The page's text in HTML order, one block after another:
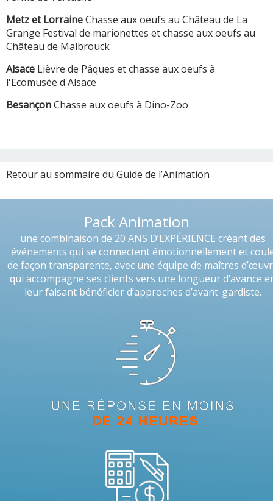
Metz et LorraineChasse aux oeufs au Château de La
Grange Festival de marionettes et chasse aux oeufs au
Château de Malbrouck
Alsace Lièvre de Pâques et chasse aux oeufs à
l'Ecomusée d'Alsace
BesançonChasse aux oeufs à Dino-Zoo
Retour au sommaire du Guide de l’Animation
Pack Animation
une combinaison de 20 ANS D’EXPÉRIENCE créant des
événements qui se connectent émotionnellement et
de façon transparente, avec une équipe de maîtres
qui accompagne ses clients vers une longueur d’avance
leur faisant bénéficier d’approches d’avant-gardiste.